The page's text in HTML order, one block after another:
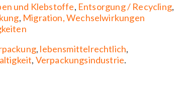
und Klebstoffe, Entsorgung / Recycling,
, Migration, Wechselwirkungen
, lebensmittelrechtlich,
, Verpackungsindustrie.